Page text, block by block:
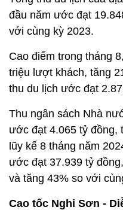
đầu năm ước đạt
với cùng kỳ 2023.
Cao điểm trong tháng
triệu lượt khách, tăng
thu du lịch ước đạt
Thu ngân sách Nhà
ước đạt 4.065 tỷ đồng,
lũy kế 8 tháng năm
ước đạt 37.939 tỷ
và tăng 43% so với
Cao tốc Nghi Sơn -